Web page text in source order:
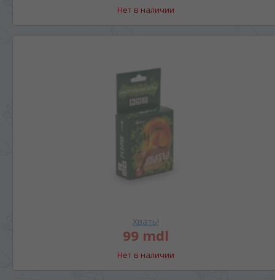
Нет в наличии
Хвать!
99 mdl
Нет в наличии